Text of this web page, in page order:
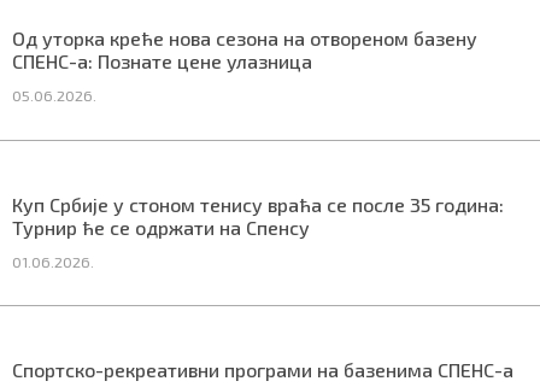
Од уторка креће нова сезона на отвореном базену
СПЕНС-а: Познате цене улазница
05.06.2026.
Куп Србије у стоном тенису враћа се после 35 година:
Турнир ће се одржати на Спенсу
01.06.2026.
Спортско-рекреативни програми на базенима СПЕНС-а